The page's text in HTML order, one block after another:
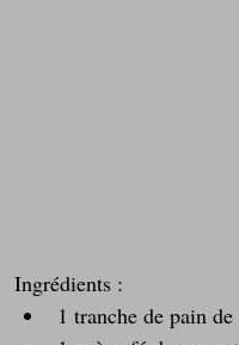
Ingrédients :
1 tranche de pain